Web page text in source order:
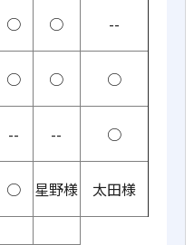
○ ○
--
○ ○
○
-- --
○
○ 星野様 太田様